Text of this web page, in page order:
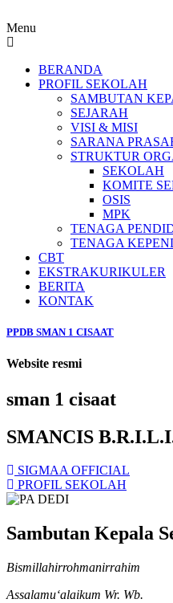
Menu
BERANDA
PROFIL SEKOLAH
SAMBUTAN
SEJARAH
VISI & MISI
SARANA
STRUKTUR
SEKOLAH
KOMITE
OSIS
MPK
TENAGA
TENAGA
CBT
EKSTRAKURIKULER
BERITA
KONTAK
PPDB SMAN 1 CISAAT
Website resmi
sman 1 cisaat
SMANCIS
SIGMAA OFFICIAL
PROFIL SEKOLAH
Sambutan Kepala
Bismillahirrohmanirrahim
Assalamu‘alaikum Wr. Wb.